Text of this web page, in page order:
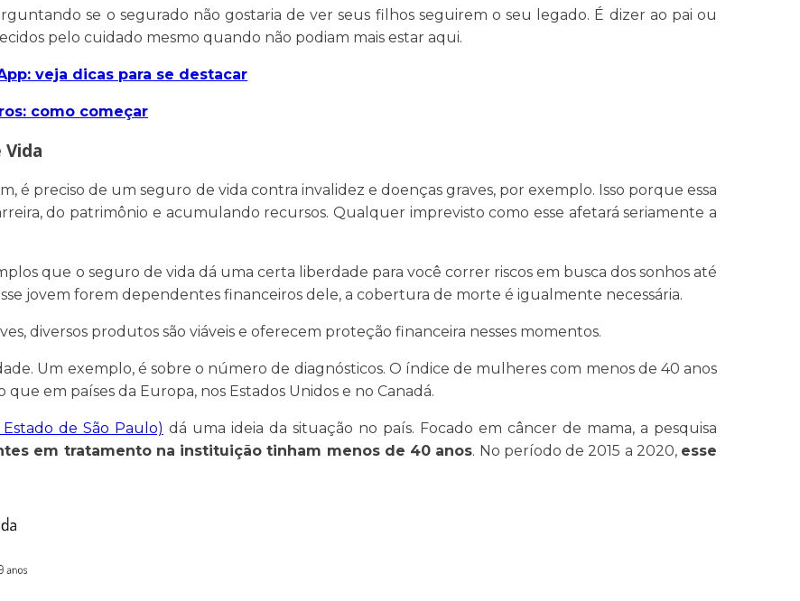
se o segurado não gostaria de ver seus filhos seguirem o seu legado. É dizer ao pai ou
pelo cuidado mesmo quando não podiam mais estar aqui.
veja dicas para se destacar
como começar
é preciso de um seguro de vida contra invalidez e doenças graves, por exemplo. Isso porque essa
do patrimônio e acumulando recursos. Qualquer imprevisto como esse afetará seriamente a
que o seguro de vida dá uma certa liberdade para você correr riscos em busca dos sonhos até
jovem forem dependentes financeiros dele, a cobertura de morte é igualmente necessária.
diversos produtos são viáveis e oferecem proteção financeira nesses momentos.
Um exemplo, é sobre o número de diagnósticos. O índice de mulheres com menos de 40 anos
que em países da Europa, nos Estados Unidos e no Canadá.
de São Paulo) dá uma ideia da situação no país. Focado em câncer de mama, a pesquisa
em tratamento na instituição tinham menos de 40 anos. No período de 2015 a 2020, esse